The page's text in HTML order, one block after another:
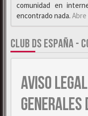
comunidad en
encontrado nada.
CLUB DS ESPAÑA -
AVISO
GENERALES